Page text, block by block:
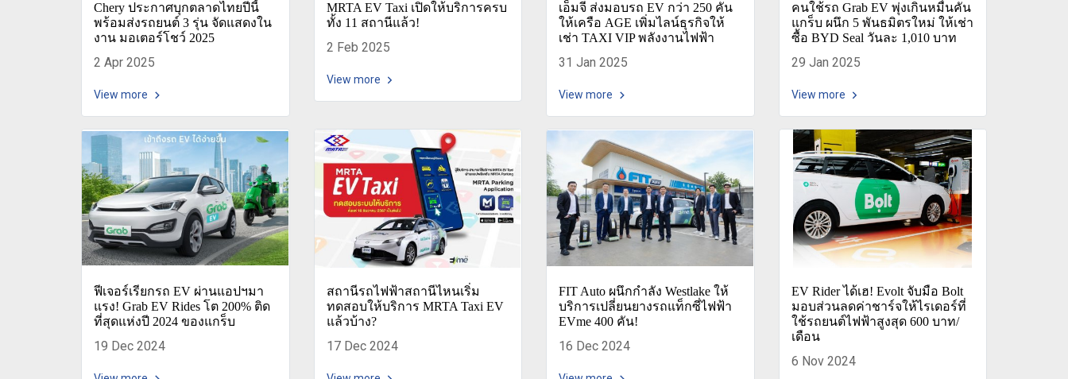
Chery ประกาศบุกตลาดไทยปีนี้
พร้อมส่งรถยนต์ 3 รุ่น จัดแสดงใน
งาน มอเตอร์โชว์ 2025
2 Apr 2025
View more
MRTA EV Taxi เปิดให้บริการครบ
ทั้ง 11 สถานีแล้ว!
2 Feb 2025
View more
เอ็มจี ส่งมอบรถ EV กว่า 250 คัน
ให้เครือ AGE เพิ่มไลน์ธุรกิจให้
เช่า TAXI VIP พลังงานไฟฟ้า
31 Jan 2025
View more
คนใช้รถ Grab EV พุ่งเกินหมื่นคัน
แกร็บ ผนึก 5 พันธมิตรใหม่ ให้เช่า
ซื้อ BYD Seal วันละ 1,010 บาท
29 Jan 2025
View more
ฟีเจอร์เรียกรถ EV ผ่านแอปฯมา
แรง! Grab EV Rides โต 200% ติด
ที่สุดแห่งปี 2024 ของแกร็บ
19 Dec 2024
สถานีรถไฟฟ้าสถานีไหนเริ่ม
ทดสอบให้บริการ MRTA Taxi EV
แล้วบ้าง?
17 Dec 2024
FIT Auto ผนึกกำลัง Westlake ให้
บริการเปลี่ยนยางรถแท็กซี่ไฟฟ้า
EVme 400 คัน!
16 Dec 2024
EV Rider ได้เฮ! Evolt จับมือ Bolt
มอบส่วนลดค่าชาร์จให้ไรเดอร์ที่
ใช้รถยนต์ไฟฟ้าสูงสุด 600 บาท/
เดือน
6 Nov 2024